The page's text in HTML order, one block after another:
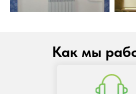
Как мы